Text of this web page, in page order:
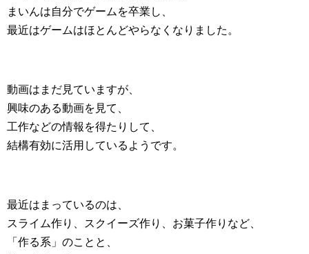
まいんは自分でゲームを卒業し、
最近はゲームはほとんどやらなくなりました。
動画はまだ見ていますが、
興味のある動画を見て、
工作などの情報を得たりして、
結構有効に活用しているようです。
最近はまっているのは、
スライム作り、スクイーズ作り、お菓子作りなど、
「作る系」のことと、